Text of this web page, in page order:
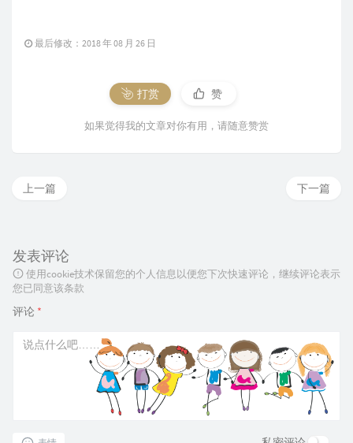
最后修改：2018 年 08 月 26 日
打赏 赞
如果觉得我的文章对你有用，请随意赞赏
下一篇
上一篇
发表评论
使用cookie技术保留您的个人信息以便您下次快速评论，继续评论表示
您已同意该条款
评论 *